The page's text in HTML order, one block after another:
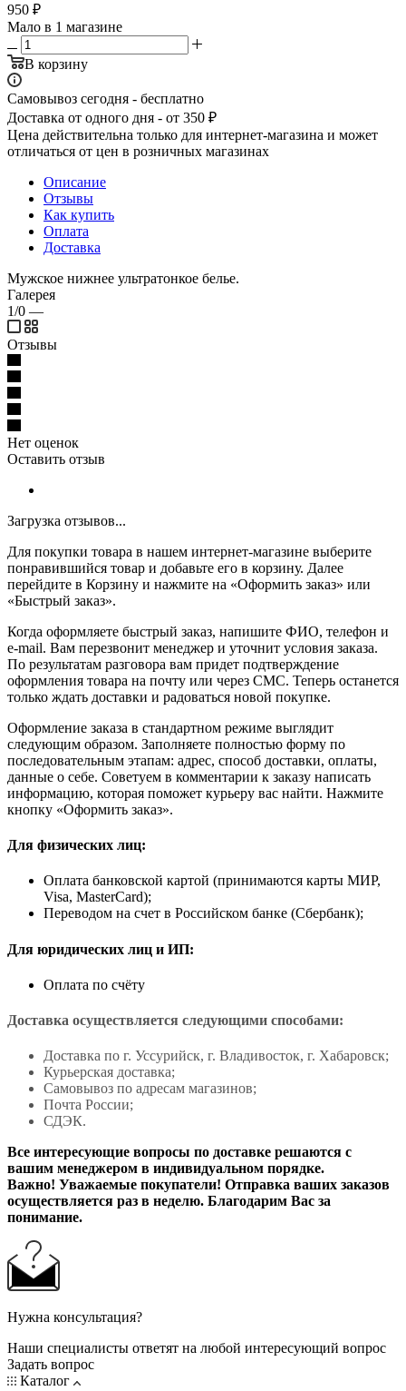
950 ₽
Мало в 1 магазине
В корзину
Самовывоз сегодня - бесплатно
Доставка от одного дня - от 350 ₽
Цена действительна только для интернет-магазина и может
отличаться от цен в розничных магазинах
Описание
Отзывы
Как купить
Оплата
Доставка
Мужское нижнее ультратонкое белье.
Галерея
1/0 —
Отзывы
Нет оценок
Оставить отзыв
Загрузка отзывов...
Для покупки товара в нашем интернет-магазине выберите
понравившийся товар и добавьте его в корзину. Далее
перейдите в Корзину и нажмите на «Оформить заказ» или
«Быстрый заказ».
Когда оформляете быстрый заказ, напишите ФИО, телефон и
e-mail. Вам перезвонит менеджер и уточнит условия заказа.
По результатам разговора вам придет подтверждение
оформления товара на почту или через СМС. Теперь останется
только ждать доставки и радоваться новой покупке.
Оформление заказа в стандартном режиме выглядит
следующим образом. Заполняете полностью форму по
последовательным этапам: адрес, способ доставки, оплаты,
данные о себе. Советуем в комментарии к заказу написать
информацию, которая поможет курьеру вас найти. Нажмите
кнопку «Оформить заказ».
Для физических лиц:
Оплата банковской картой (принимаются карты МИР,
Visa, MasterCard);
Переводом на счет в Российском банке (Сбербанк);
Для юридических лиц и ИП:
Оплата по счёту
Доставка осуществляется следующими способами:
Доставка по г. Уссурийск, г. Владивосток, г. Хабаровск;
Курьерская доставка;
Самовывоз по адресам магазинов;
Почта России;
СДЭК.
Все интересующие вопросы по доставке решаются с
вашим менеджером в индивидуальном порядке.
Важно! Уважаемые покупатели! Отправка ваших заказов
осуществляется раз в неделю. Благодарим Вас за
понимание.
Нужна консультация?
Наши специалисты ответят на любой интересующий вопрос
Задать вопрос
Каталог